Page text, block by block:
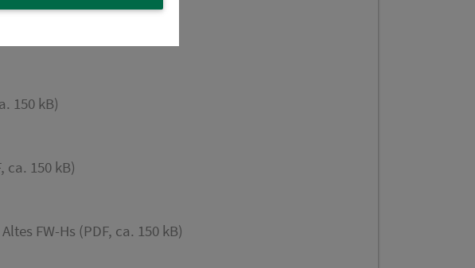
150 kB)
ca. 150 kB)
FW-Hs (PDF, ca. 150 kB)